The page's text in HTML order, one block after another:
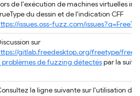
de l'exécution de machines virtuelles
du dessin et de l'indication CFF
issues.oss-fuzz.com/
sur
gitlab.freedesktop.org/freetype/
problèmes de fuzzing détectéspar la suite
la ligne suivante sur l'utilisation